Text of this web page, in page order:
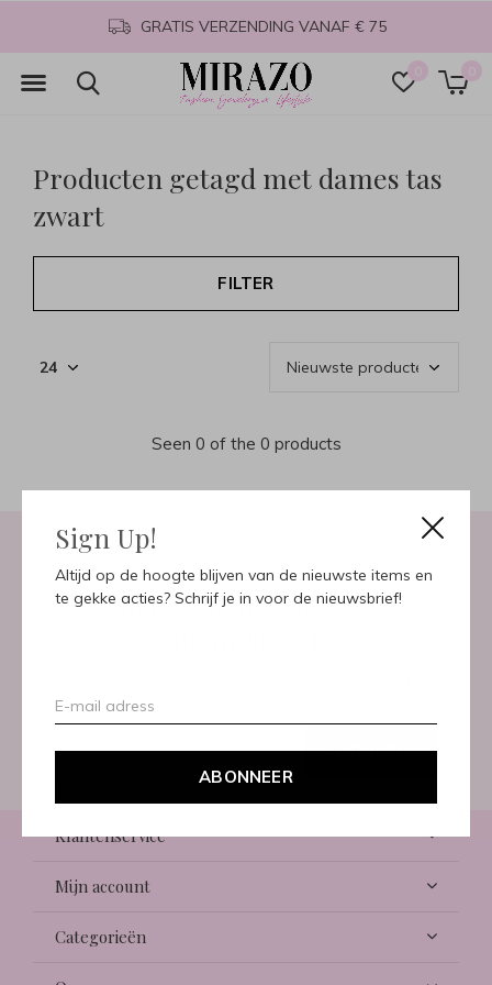
Sign Up!
Altijd op de hoogte blijven van de nieuwste items en
te gekke acties? Schrijf je in voor de nieuwsbrief!
ABONNEER
0 0
GRATIS VERZENDING VANAF € 75
Producten getagd met dames tas
zwart
FILTER
Seen 0 of the 0 products
Meld je aan voor onze
ABONNEER
Klantenservice
Mijn account
Categorieën